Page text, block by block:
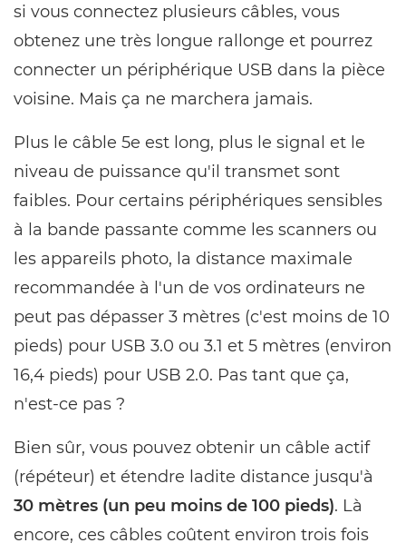
si vous connectez plusieurs câbles, vous
obtenez une très longue rallonge et pourrez
connecter un périphérique USB dans la pièce
voisine. Mais ça ne marchera jamais.
Plus le câble 5e est long, plus le signal et le
niveau de puissance qu'il transmet sont
faibles. Pour certains périphériques sensibles
à la bande passante comme les scanners ou
les appareils photo, la distance maximale
recommandée à l'un de vos ordinateurs ne
peut pas dépasser 3 mètres (c'est moins de 10
pieds) pour USB 3.0 ou 3.1 et 5 mètres (environ
16,4 pieds) pour USB 2.0. Pas tant que ça,
n'est-ce pas ?
Bien sûr, vous pouvez obtenir un câble actif
(répéteur) et étendre ladite distance jusqu'à
30 mètres (un peu moins de 100 pieds). Là
encore, ces câbles coûtent environ trois fois